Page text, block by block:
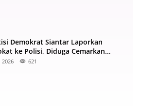
Demokrat Siantar Laporkan
ke Polisi, Diduga Cemarkan
Baik di Facebook
2026 621